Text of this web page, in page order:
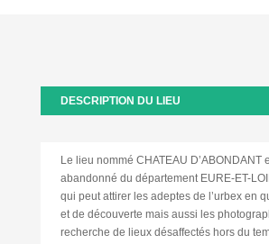
DESCRIPTION DU LIEU
Le lieu nommé CHATEAU D’ABONDANT
abandonné du département EURE-ET-
qui peut attirer les adeptes de l’urbex en
et de découverte mais aussi les
recherche de lieux désaffectés hors du